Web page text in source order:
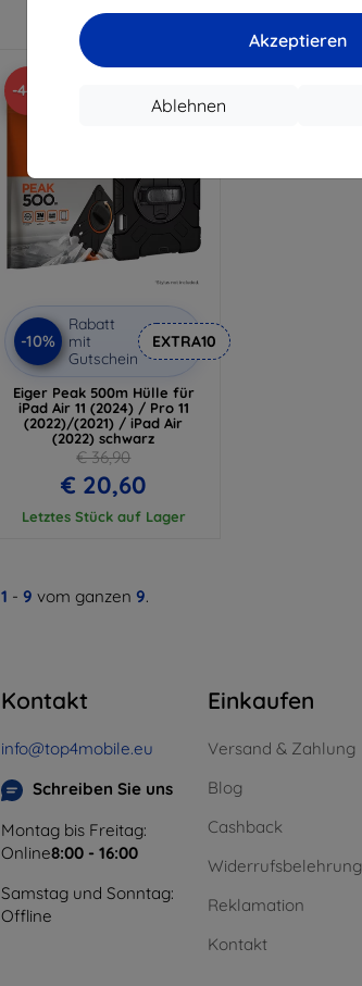
Akzeptieren
Ablehnen
-44%
-10%
Rabatt
mit
Gutschein
EXTRA10
Eiger Peak 500m Hülle für
iPad Air 11 (2024) / Pro 11
(2022)/(2021) / iPad Air
(2022) schwarz
€ 36,90
€ 20,60
Letztes Stück auf Lager
1 - 9 vom ganzen 9.
Kontakt
info@top4mobile.eu
Schreiben Sie uns
Montag bis Freitag:
Online8:00 - 16:00
Samstag und Sonntag:
Offline
Einkaufen
Versand & Zahlung
Blog
Cashback
Widerrufsbelehrung
Reklamation
Kontakt